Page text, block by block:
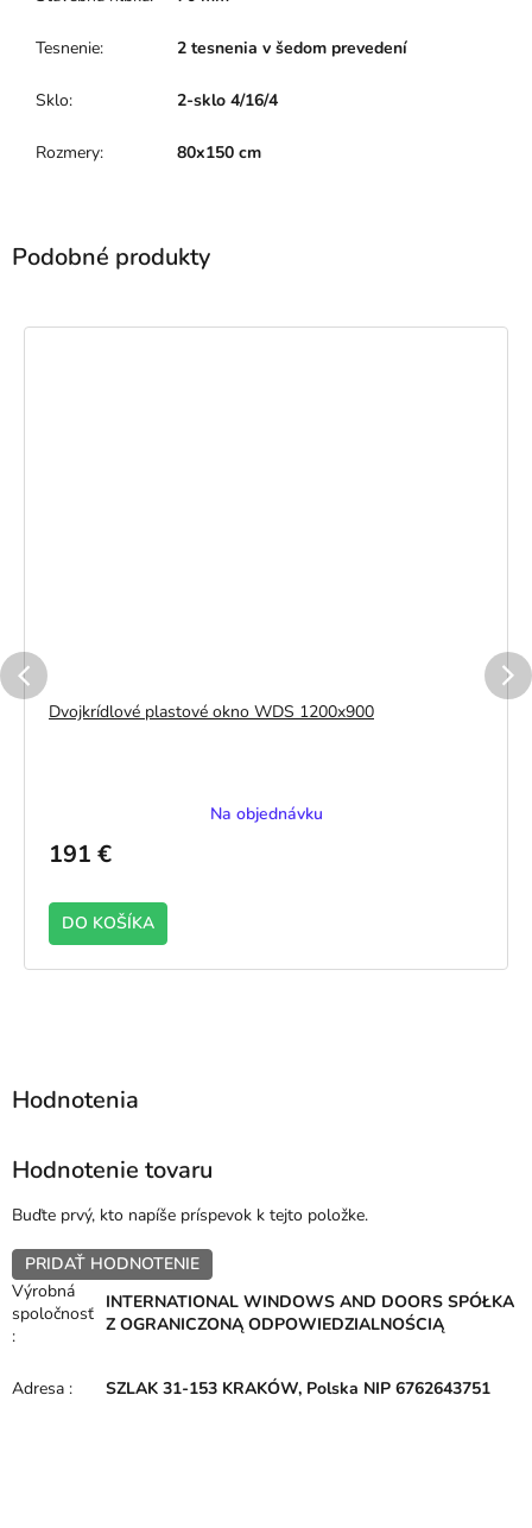
Tesnenie: 2 tesnenia v šedom prevedení
Sklo: 2-sklo 4/16/4
Rozmery: 80x150 cm
Dvojkrídlové plastové okno WDS 1200x900
Na objednávku
191 €
DO KOŠÍKA
Hodnotenie tovaru
Buďte prvý, kto napíše príspevok k tejto položke.
PRIDAŤ HODNOTENIE
Výrobná
spoločnosť
:
INTERNATIONAL WINDOWS AND DOORS SPÓŁKA
Z OGRANICZONĄ ODPOWIEDZIALNOŚCIĄ
Adresa : SZLAK 31-153 KRAKÓW, Polska NIP 6762643751